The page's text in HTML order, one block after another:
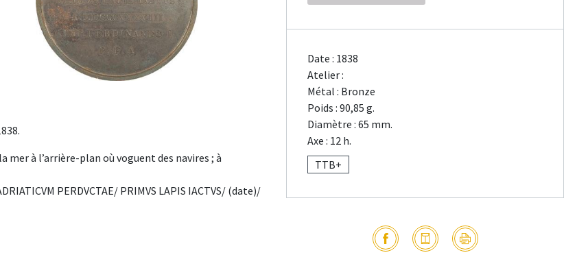
mer à l’arrière-plan où voguent des navires ; à
PERDVCTAE/ PRIMVS LAPIS IACTVS/ (date)/
Date : 1838
Atelier :
Métal : Bronze
Poids : 90,85 g.
Diamètre : 65 mm.
Axe : 12 h.
TTB+